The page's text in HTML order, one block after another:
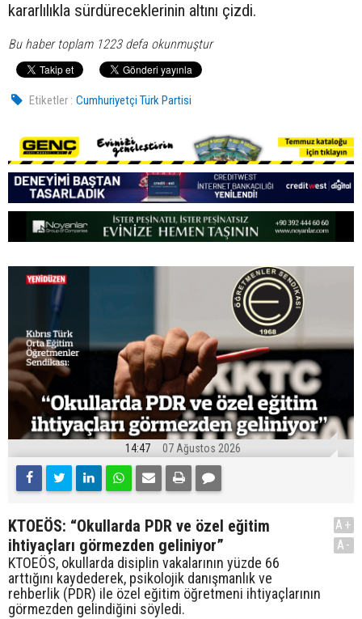
kararlılıkla sürdüreceklerinin altını çizdi.
Bu haber toplam 1223 defa okunmuştur
Etiketler : Cumhuriyetçi Türk Partisi
14:47 07 Ağustos 2026
KTOEÖS: “Okullarda PDR ve özel eğitim
ihtiyaçları görmezden geliniyor”
KTOEÖS, okullarda disiplin vakalarının yüzde 66
arttığını kaydederek, psikolojik danışmanlık ve
rehberlik (PDR) ile özel eğitim öğretmeni ihtiyaçlarının
görmezden gelindiğini söyledi.
A+
A-